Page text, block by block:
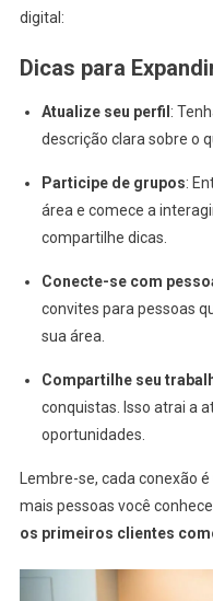
digital:
Dicas para
Atualize seu perfil:
descrição clara sobre o
Participe de grupos:
área e comece a
compartilhe dicas.
Conecte-se com
convites para pessoas
sua área.
Compartilhe seu
conquistas. Isso atrai a
oportunidades.
Lembre-se, cada conexão
mais pessoas você
os primeiros clientes